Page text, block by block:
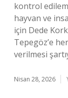
kontrol
hayvan ve
için Dede
Tepegöz’e
verilmesi
Nisan 28, 2026